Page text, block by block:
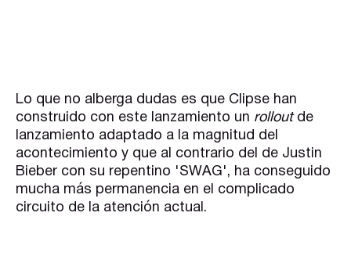
Lo que no alberga dudas es que Clipse han
construido con este lanzamiento un rollout de
lanzamiento adaptado a la magnitud del
acontecimiento y que al contrario del de Justin
Bieber con su repentino 'SWAG', ha conseguido
mucha más permanencia en el complicado
circuito de la atención actual.